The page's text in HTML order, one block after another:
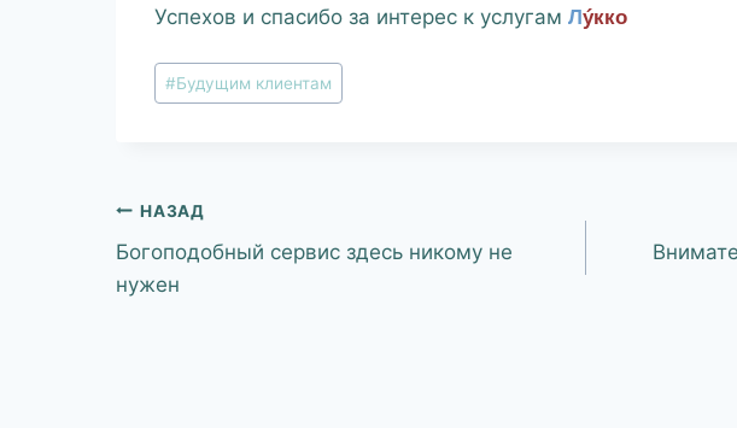
Успехов и спасибо за интерес к услугам Лýкко
#Будущим клиентам
НАЗАД
Богоподобный сервис здесь никому не
нужен